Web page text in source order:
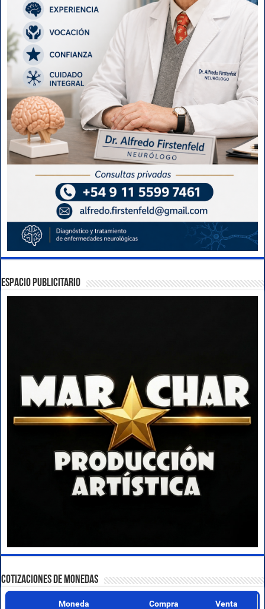
ESPACIO PUBLICITARIO
COTIZACIONES DE MONEDAS
Moneda Compra Venta